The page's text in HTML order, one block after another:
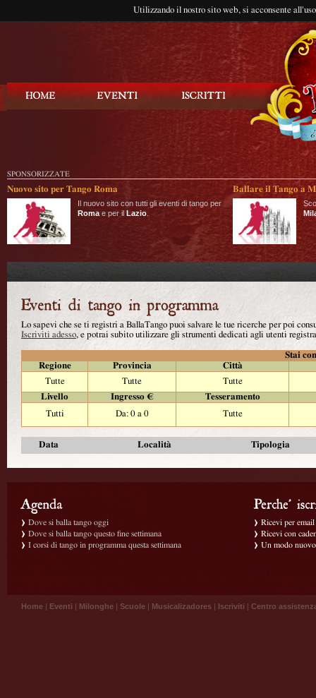
Utilizzando il nostro sito web, si acconsente
SPONSORIZZATE
Nuovo sito per Tango Roma
Il nuovo sito con tutti gli eventi di tango per
Roma e per il Lazio
Ballare il Tango a
Lo sapevi che se ti registri a BallaTango puoi salvare le tue ricerche per poi
Iscriviti adesso, e potrai subito utilizzare gli strumenti dedicati agli utenti
Stai
Regione
Provincia
Città
Tutte
Tutte
Tutte
Livello
Ingresso €
Tesseramento
Tutti
Da: 0 a 0 Tutte
Data Località Tipologia
Dove si balla tango oggi
Dove si balla tango questo fine settimana
I corsi di tango in programma questa settimana
Ricevi per
Ricevi con
Un modo
Home | Eventi | Milonghe | Scuole | Musicalizadores | Iscriviti | Centro